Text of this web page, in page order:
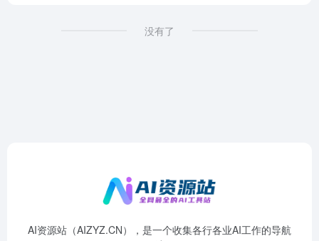
没有了
AI资源站（AIZYZ.CN），是一个收集各行各业AI工作的导航